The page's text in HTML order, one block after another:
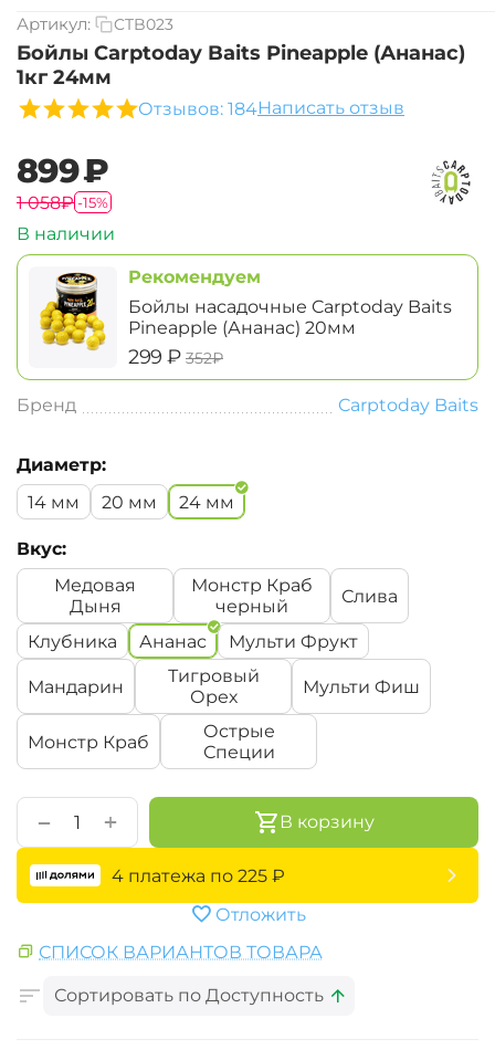
Артикул: CTB023
Бойлы Carptoday Baits Pineapple (Ананас)
1кг 24мм
Отзывов: 184Написать отзыв
‍899‍₽
‍1 058‍₽-15%
В наличии
Рекомендуем
Бойлы насадочные Carptoday Baits
Pineapple (Ананас) 20мм
‍299‍ ₽ ‍352‍₽
Бренд Carptoday Baits
Диаметр:
14 мм
20 мм 24 мм
Вкус:
Медовая
Дыня
Монстр Краб
черный
Слива
Клубника Ананас Мульти Фрукт
Мандарин
Тигровый
Орех
Мульти Фиш
Монстр Краб
Острые
Специи
+
− В корзину
4 платежа по 225 ₽
Отложить
СПИСОК ВАРИАНТОВ ТОВАРА
Сортировать по Доступность